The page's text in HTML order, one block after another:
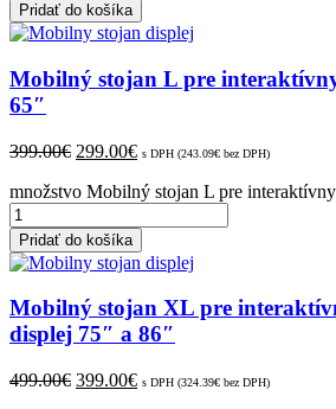
Pridať do košíka
Mobilný stojan L pre
65″
399.00€ 299.00€ s DPH (243.09€ bez DPH)
množstvo Mobilný stojan L pre
Pridať do košíka
Mobilný stojan XL pre
displej 75″ a 86″
499.00€ 399.00€ s DPH (324.39€ bez DPH)